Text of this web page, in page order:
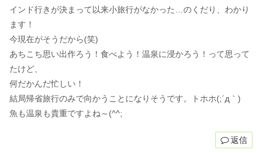
インド行きが決まって以来小旅行がなかった…のくだり、わかり
ます！
今現在がそうだから(笑)
あちこち思い出作ろう！食べよう！温泉に浸かろう！って思って
たけど、
何だかんだ忙しい！
結局帰省旅行のみで向かうことになりそうです。トホホ(;´д｀)
魚も温泉も貴重ですよね～(^^;
返信